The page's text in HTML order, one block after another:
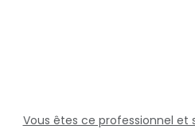
Vous êtes ce professionnel et